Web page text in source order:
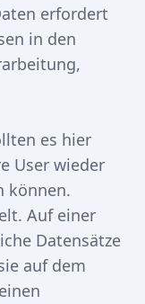
erfordert
in den
es hier
User wieder
können.
Auf einer
Datensätze
auf dem